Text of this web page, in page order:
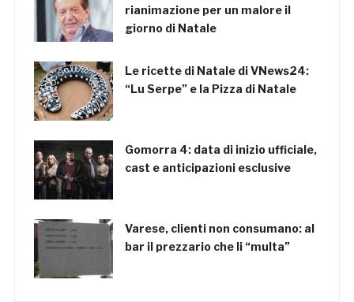
rianimazione per un malore il
giorno di Natale
Le ricette di Natale di VNews24:
“Lu Serpe” e la Pizza di Natale
Gomorra 4: data di inizio ufficiale,
cast e anticipazioni esclusive
Varese, clienti non consumano: al
bar il prezzario che li “multa”